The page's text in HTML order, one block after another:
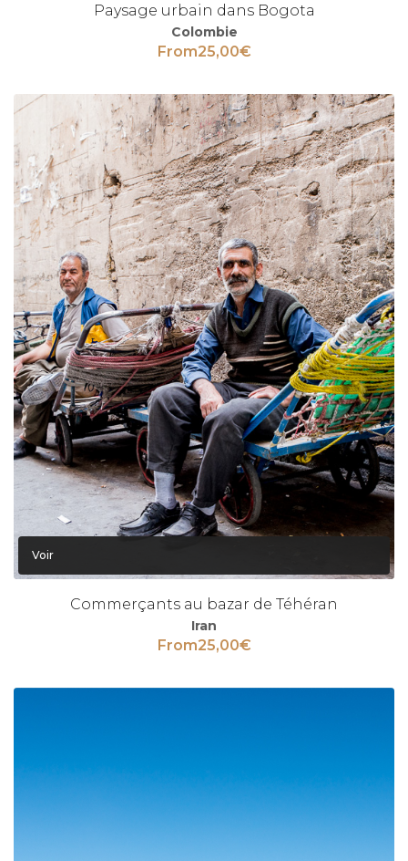
Paysage urbain dans Bogota
Colombie
From25,00€
Voir
Commerçants au bazar de Téhéran
Iran
From25,00€